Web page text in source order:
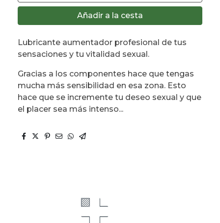
Añadir a la cesta
Lubricante aumentador profesional de tus
sensaciones y tu vitalidad sexual.
Gracias a los componentes hace que tengas
mucha más sensibilidad en esa zona. Esto
hace que se incremente tu deseo sexual y que
el placer sea más intenso...